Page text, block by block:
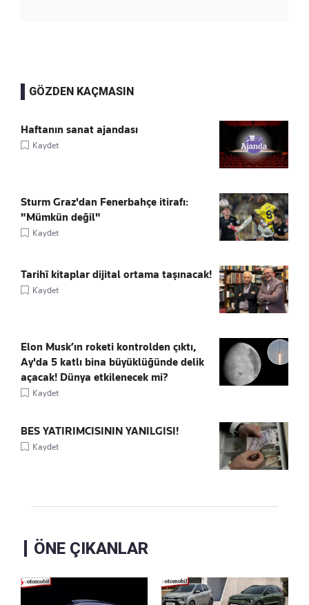
GÖZDEN KAÇMASIN
Haftanın sanat ajandası
Kaydet
Sturm Graz'dan Fenerbahçe itirafı:
"Mümkün değil"
Kaydet
Tarihî kitaplar dijital ortama taşınacak!
Kaydet
Elon Musk’ın roketi kontrolden çıktı,
Ay'da 5 katlı bina büyüklüğünde delik
açacak! Dünya etkilenecek mi?
Kaydet
BES YATIRIMCISININ YANILGISI!
Kaydet
ÖNE ÇIKANLAR